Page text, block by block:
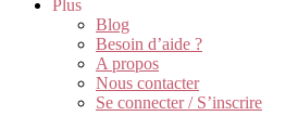
Plus
Blog
Besoin d’aide ?
A propos
Nous contacter
Se connecter / S’inscrire